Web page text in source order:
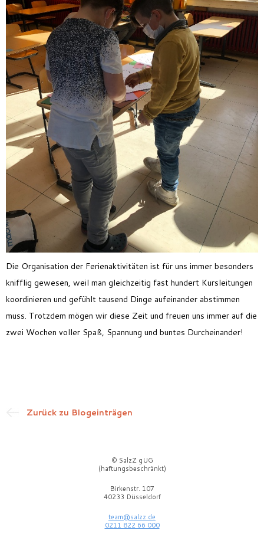
Die Organisation der Ferienaktivitäten ist für uns immer besonders
knifflig gewesen, weil man gleichzeitig fast hundert Kursleitungen
koordinieren und gefühlt tausend Dinge aufeinander abstimmen
muss. Trotzdem mögen wir diese Zeit und freuen uns immer auf die
zwei Wochen voller Spaß, Spannung und buntes Durcheinander!
Zurück zu Blogeinträgen
© SalzZ gUG
(haftungsbeschränkt)
Birkenstr. 107
40233 Düsseldorf
team@salzz.de
0211 822 66 000